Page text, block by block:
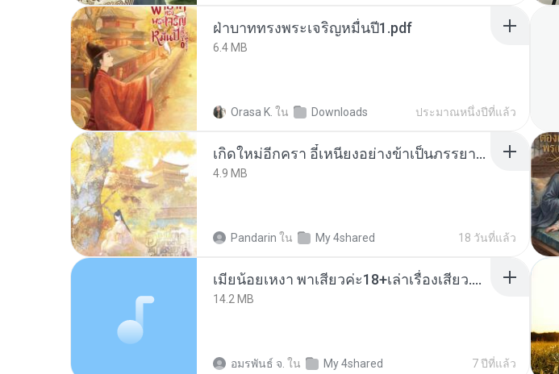
ฝ่าบาททรงพระเจริญหมื่นปี1.pdf
6.4 MB
Orasa K. ใน Downloads ประมาณหนึ่งปีที่แล้ว
เกิดใหม่อีกครา อี๋เหนียงอย่างข้าเป็นภรรยาขุนนาง 1_ST.pdf
4.9 MB
Pandarin ใน My 4shared 18 วันที่แล้ว
เมียน้อยเหงา พาเสียวค่ะ18+เล่าเรื่องเสียว.mp3
14.2 MB
อมรพันธ์ จ. ใน My 4shared 7 ปีที่แล้ว